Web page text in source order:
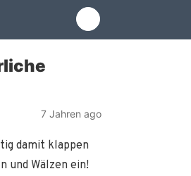
7 Jahren ago
damit klappen
und Wälzen ein!